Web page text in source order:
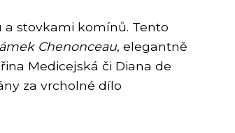
stovkami komínů. Tento
Chenonceau, elegantně
Medicejská či Diana de
za vrcholné dílo